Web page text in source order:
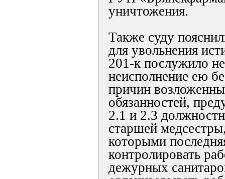
уничтожения.
Также суду
для увольнения
201-к послужило
неисполнение ею
причин
обязанностей,
2.1 и 2.3
старшей
которыми
контролировать
дежурных